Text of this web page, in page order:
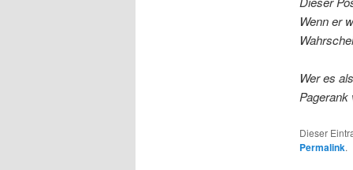
Wenn er
Wer es
Pagerank
Dieser
Permalink.